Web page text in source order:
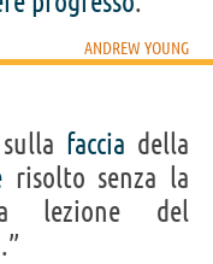
ANDREW YOUNG
sulla faccia della
risolto senza la
lezione del
.”